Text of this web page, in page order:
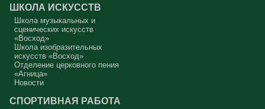
сначала увидеть в себе этого урода, а потом начать с ним борьбу.
Аминь.
Протоиерей Андрей Алексеев
ШКОЛА ИСКУССТВ
Школа музыкальных и
сценических искусств
«Восход»
Школа изобразительных
искусств «Восход»
Отделение церковного пения
«Агница»
Новости
СПОРТИВНАЯ РАБОТА